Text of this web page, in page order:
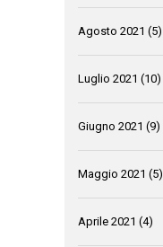
Agosto 2021 (5)
Luglio 2021 (10)
Giugno 2021 (9)
Maggio 2021 (5)
Aprile 2021 (4)